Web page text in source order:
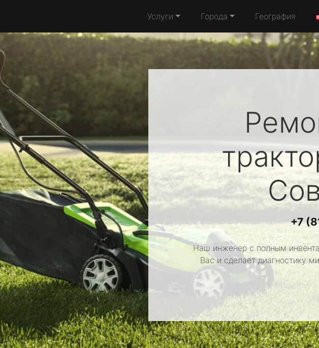
Услуги Города География
+7
Наш инженер с полным
Вас и сделает диагностику